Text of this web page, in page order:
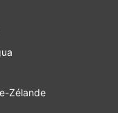
Zélande